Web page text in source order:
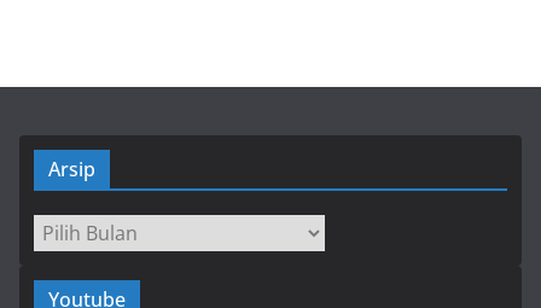
Arsip
Arsip
Youtube